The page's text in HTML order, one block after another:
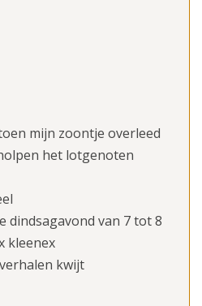
mijn zoontje overleed
het lotgenoten
dindsagavond van 7 tot 8
kleenex
kwijt